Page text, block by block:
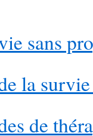
sans
la
de